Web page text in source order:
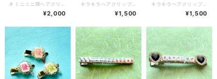
¥2,000 ¥1,500 ¥1,500